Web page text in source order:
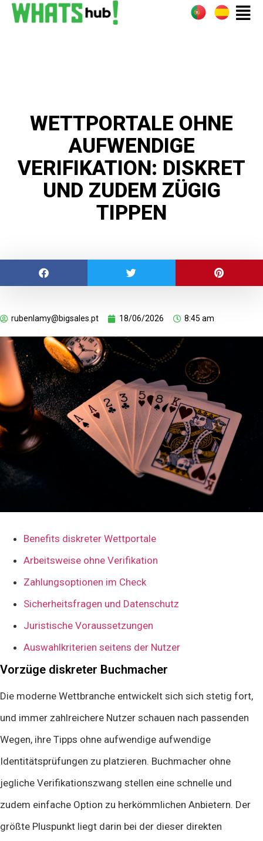
WETTPORTALE OHNE
AUFWENDIGE
VERIFIKATION: DISKRET
UND ZUDEM ZÜGIG
TIPPEN
rubenlamy@bigsales.pt 18/06/2026 8:45 am
Benefits diskreter Wettportale
Arbeitsweise ohne Verifikation
Zahlungsoptionen im Check
Sicherheitsfragen und Datenschutz
Juristische Voraussetzungen
Auswahlkriterien seitens der Nutzer
Vorzüge diskreter Buchmacher
Die moderne Wettbranche entwickelt sich sich stetig fort,
und immer zahlreichere Nutzer schauen nach passenden
Wegen, ihre Tipps ohne aufwendige aufwendige
Identitätsprüfungen zu platzieren. Buchmacher ohne
jegliche Verifikationszwang stellen eine schnelle und
zudem einfache Option zu herkömmlichen Anbietern. Der
größte Pluspunkt liegt darin bei der dieser direkten